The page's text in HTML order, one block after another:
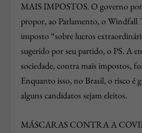
MAIS IMPOSTOS. O governo
propor, ao Parlamento, o Windfall
imposto “sobre lucros
sugerido por seu partido, o PS. A
sociedade, contra mais impostos,
Enquanto isso, no Brasil, o risco é
alguns candidatos sejam eleitos.
MÁSCARAS CONTRA A